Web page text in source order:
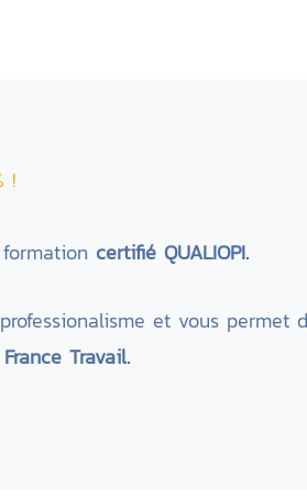
!
certifié QUALIOPI.
et vous permet
Travail.